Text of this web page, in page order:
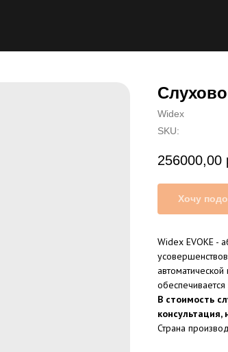
Widex
SKU:
256000,00
Хочу
Widex EVOKE -
обеспечивается
В стоимость
консультация,
Страна